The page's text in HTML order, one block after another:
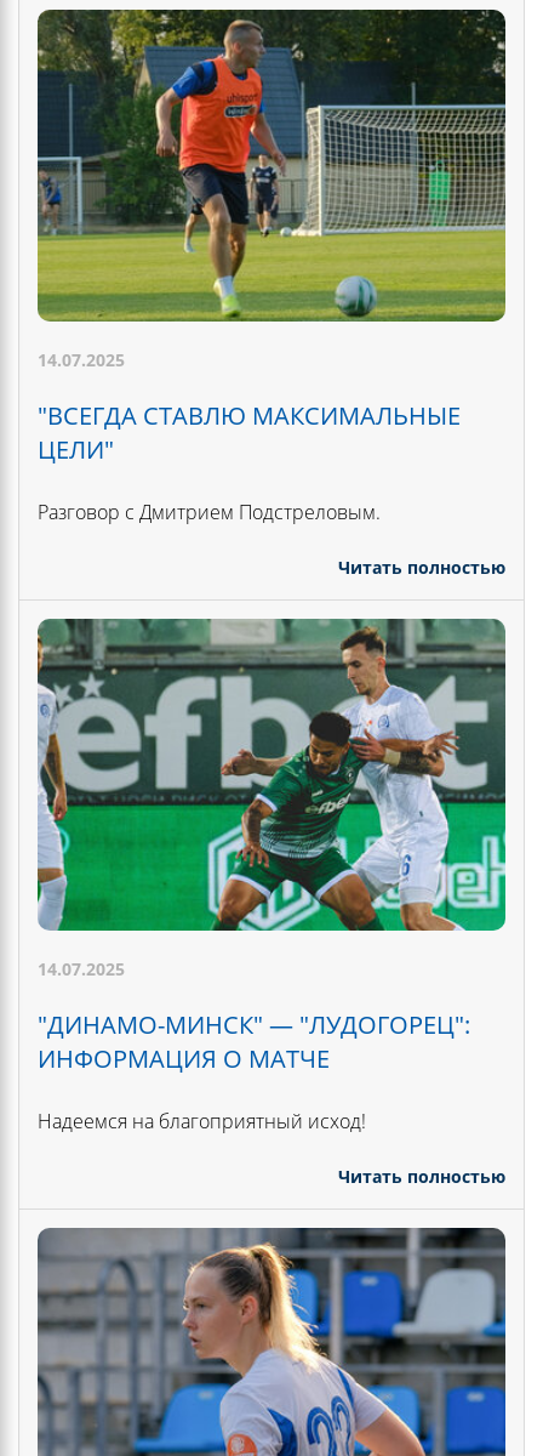
14.07.2025
"ВСЕГДА СТАВЛЮ МАКСИМАЛЬНЫЕ
ЦЕЛИ"
Разговор с Дмитрием Подстреловым.
Читать полностью
14.07.2025
"ДИНАМО-МИНСК" — "ЛУДОГОРЕЦ":
ИНФОРМАЦИЯ О МАТЧЕ
Надеемся на благоприятный исход!
Читать полностью